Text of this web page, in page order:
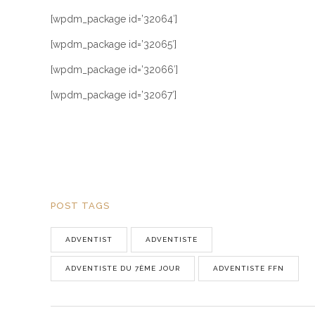
[wpdm_package id=’32064′]
[wpdm_package id=’32065′]
[wpdm_package id=’32066′]
[wpdm_package id=’32067′]
POST TAGS
ADVENTIST ADVENTISTE
ADVENTISTE DU 7ÈME JOUR ADVENTISTE FFN